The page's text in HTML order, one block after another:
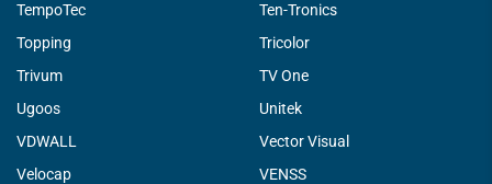
TempoTec
Ten-Tronics
Topping
Tricolor
Trivum
TV One
Ugoos
Unitek
VDWALL
Vector Visual
Velocap
VENSS